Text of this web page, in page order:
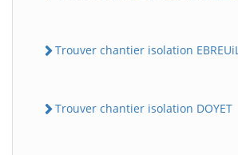
Trouver chantier isolation EBREUiL
Trouver chantier isolation DOYET